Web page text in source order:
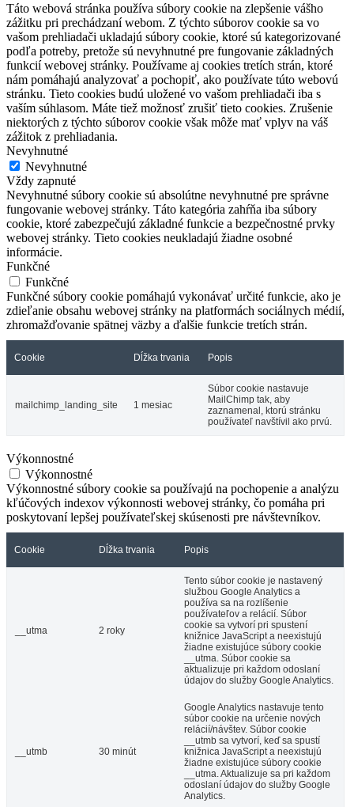
Táto webová stránka používa súbory cookie na zlepšenie vášho
zážitku pri prechádzaní webom. Z týchto súborov cookie sa vo
vašom prehliadači ukladajú súbory cookie, ktoré sú kategorizované
podľa potreby, pretože sú nevyhnutné pre fungovanie základných
funkcií webovej stránky. Používame aj cookies tretích strán, ktoré
nám pomáhajú analyzovať a pochopiť, ako používate túto webovú
stránku. Tieto cookies budú uložené vo vašom prehliadači iba s
vaším súhlasom. Máte tiež možnosť zrušiť tieto cookies. Zrušenie
niektorých z týchto súborov cookie však môže mať vplyv na váš
zážitok z prehliadania.
Nevyhnutné
Nevyhnutné
Vždy zapnuté
Nevyhnutné súbory cookie sú absolútne nevyhnutné pre správne
fungovanie webovej stránky. Táto kategória zahŕňa iba súbory
cookie, ktoré zabezpečujú základné funkcie a bezpečnostné prvky
webovej stránky. Tieto cookies neukladajú žiadne osobné
informácie.
Funkčné
Funkčné
Funkčné súbory cookie pomáhajú vykonávať určité funkcie, ako je
zdieľanie obsahu webovej stránky na platformách sociálnych médií,
zhromažďovanie spätnej väzby a ďalšie funkcie tretích strán.
Cookie Dĺžka trvania Popis
mailchimp_landing_site 1 mesiac
Súbor cookie nastavuje
MailChimp tak, aby
zaznamenal, ktorú stránku
používateľ navštívil ako prvú.
Výkonnostné
Výkonnostné
Výkonnostné súbory cookie sa používajú na pochopenie a analýzu
kľúčových indexov výkonnosti webovej stránky, čo pomáha pri
poskytovaní lepšej používateľskej skúsenosti pre návštevníkov.
Cookie Dĺžka trvania Popis
__utma 2 roky
Tento súbor cookie je nastavený
službou Google Analytics a
používa sa na rozlíšenie
používateľov a relácií. Súbor
cookie sa vytvorí pri spustení
knižnice JavaScript a neexistujú
žiadne existujúce súbory cookie
__utma. Súbor cookie sa
aktualizuje pri každom odoslaní
údajov do služby Google Analytics.
__utmb 30 minút
Google Analytics nastavuje tento
súbor cookie na určenie nových
relácií/návštev. Súbor cookie
__utmb sa vytvorí, keď sa spustí
knižnica JavaScript a neexistujú
žiadne existujúce súbory cookie
__utma. Aktualizuje sa pri každom
odoslaní údajov do služby Google
Analytics.